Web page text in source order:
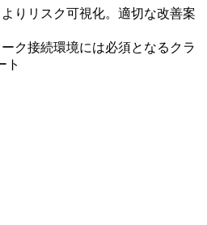
リスク可視化。適切な改善案
接続環境には必須となるクラ
ト